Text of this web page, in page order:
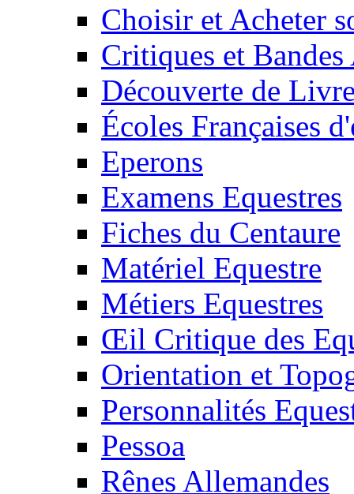
Choisir et Acheter
Critiques et
Découverte de
Écoles Françaises
Eperons
Examens Equestres
Fiches du Centaure
Matériel Equestre
Métiers Equestres
Œil Critique des
Orientation et
Personnalités
Pessoa
Rênes Allemandes